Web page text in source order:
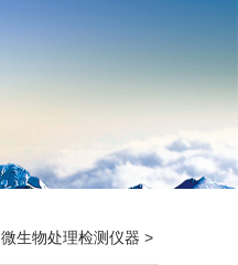
微生物处理检测仪器 >